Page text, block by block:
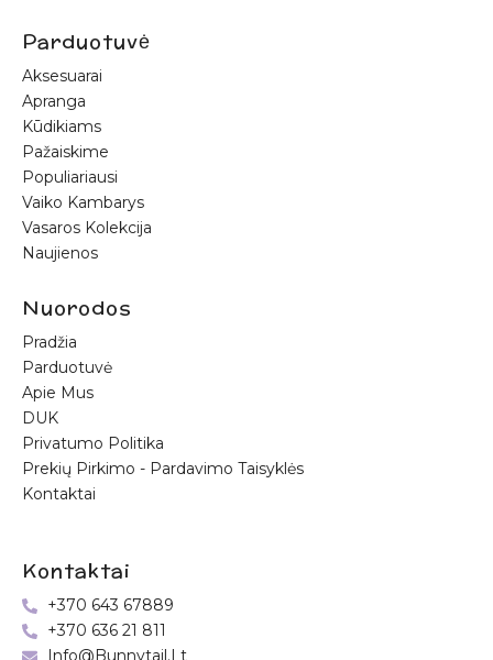
Parduotuvė
Aksesuarai
Apranga
Kūdikiams
Pažaiskime
Populiariausi
Vaiko Kambarys
Vasaros Kolekcija
Naujienos
Nuorodos
Pradžia
Parduotuvė
Apie Mus
DUK
Privatumo Politika
Prekių Pirkimo - Pardavimo Taisyklės
Kontaktai
Kontaktai
+370 643 67889
+370 636 21 811
Info@bunnytail.lt